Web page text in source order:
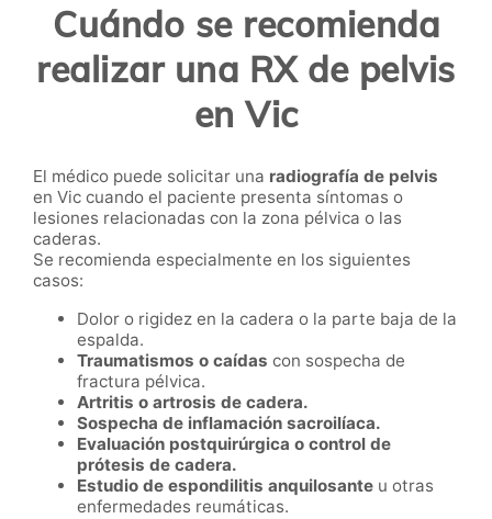
Cuándo se recomienda
realizar una RX de pelvis
en Vic
El médico puede solicitar una radiografía de pelvis
en Vic cuando el paciente presenta síntomas o
lesiones relacionadas con la zona pélvica o las
caderas.
Se recomienda especialmente en los siguientes
casos:
Dolor o rigidez en la cadera o la parte baja de la
espalda.
Traumatismos o caídas con sospecha de
fractura pélvica.
Artritis o artrosis de cadera.
Sospecha de inflamación sacroilíaca.
Evaluación postquirúrgica o control de
prótesis de cadera.
Estudio de espondilitis anquilosante u otras
enfermedades reumáticas.